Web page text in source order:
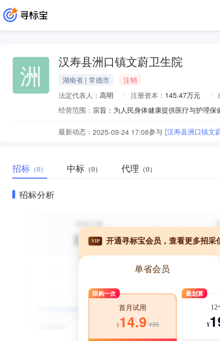
洲 汉寿县洲口镇文蔚卫生院
湖南省 | 常德市
注销
法定代表人： 高明 注册资本： 145.47万元
经营范围：
最新动态： 2025-09-24 17:08参与 [汉寿县洲口镇文
招标 （0） 中标 （0） 代理 （0）
招标分析
VIP 开通寻标宝会员，查看更多招采
单省会员
限购一次
首月试用
¥14.9 ¥39
最划算
12
¥